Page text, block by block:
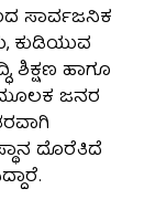
ಸಾರ್ವಜನಿಕ
ಕುಡಿಯುವ
ಶಿಕ್ಷಣ ಹಾಗೂ
ಮೂಲಕ ಜನರ
ದೊರೆತಿದೆ